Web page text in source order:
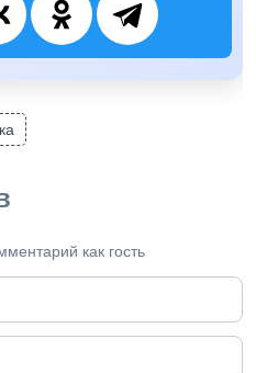
как гость